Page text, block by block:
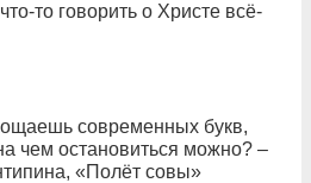
то говорить о Христе всё-
современных букв,
чем остановиться можно? –
«Полёт совы»